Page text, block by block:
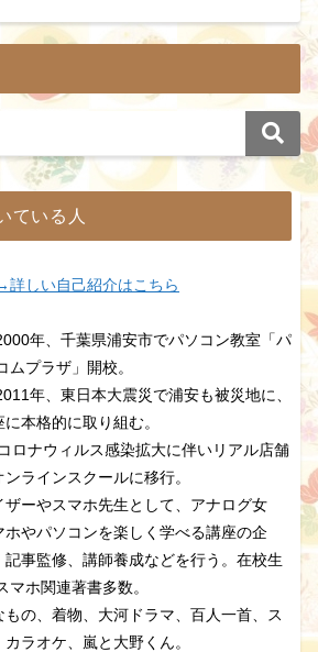
ている人
しい自己紹介はこちら
年、千葉県浦安市でパソコン教室「パ
ムプラザ」開校。
年、東日本大震災で浦安も被災地に、
本格的に取り組む。
ロナウィルス感染拡大に伴いリアル店舗
ラインスクールに移行。
ーやスマホ先生として、アナログ女
やパソコンを楽しく学べる講座の企
事監修、講師養成などを行う。在校生
ホ関連著書多数。
の、着物、大河ドラマ、百人一首、ス
ラオケ、嵐と大野くん。